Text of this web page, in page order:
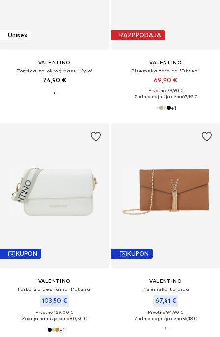
Unisex
VALENTINO
Torbica za okrog pasu 'Kylo'
74,90 €
RAZPRODAJA
VALENTINO
Pisemska torbica 'Divina'
69,90 €
Prvotno: 79,90 €
Zadnja najnižja cena67,92 €
+1
KUPON
VALENTINO
Torba za čez ramo 'Pattina'
103,50 €
Prvotno: 129,00 €
Zadnja najnižja cena80,50 €
+1
KUPON
VALENTINO
Pisemska torbica
67,41 €
Prvotno: 94,90 €
Zadnja najnižja cena56,18 €